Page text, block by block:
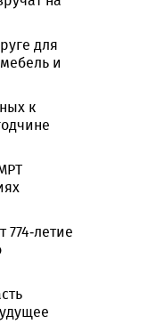
для
и
к
774-летие